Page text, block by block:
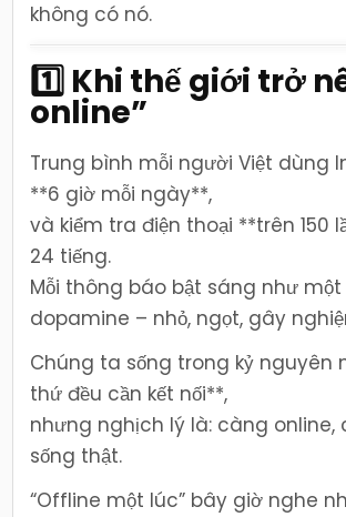
không có nó.
1️⃣ Khi thế giới trở
online”
Trung bình mỗi người Việt dùng
**6 giờ mỗi ngày**,
và kiểm tra điện thoại **trên 150
24 tiếng.
Mỗi thông báo bật sáng như một
dopamine – nhỏ, ngọt, gây
Chúng ta sống trong kỷ nguyên
thứ đều cần kết nối**,
nhưng nghịch lý là: càng online,
sống thật.
“Offline một lúc” bây giờ nghe